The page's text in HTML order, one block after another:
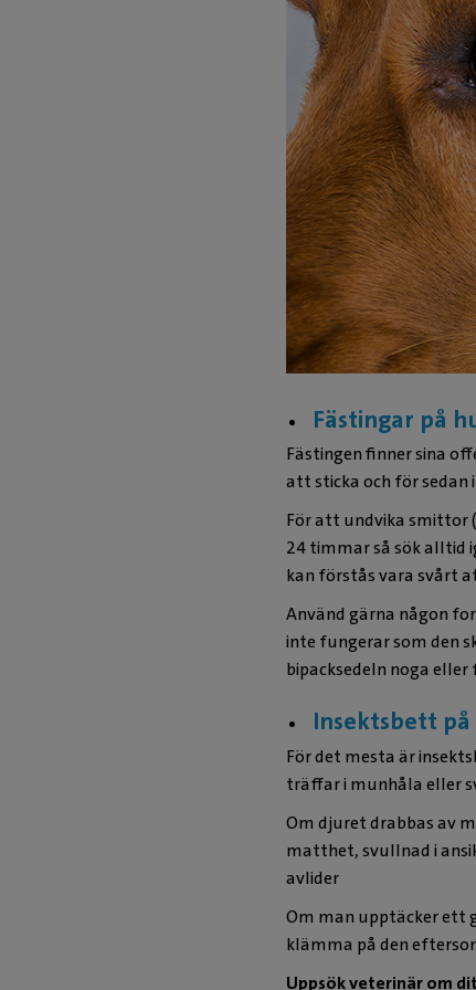
Fästingar på
Fästingen finner sina
att sticka och för sedan
För att undvika smittor
24 timmar så sök alltid
kan förstås vara svårt
Använd gärna någon
inte fungerar som den
bipacksedeln noga
Insektsbett
För det mesta är
träffar i munhåla eller
Om djuret drabbas av
matthet, svullnad i
avlider
Om man upptäcker ett
klämma på den
Uppsök veterinär om